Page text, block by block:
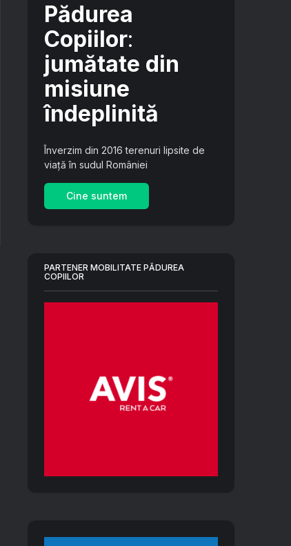
Pădurea
Copiilor:
jumătate din
misiune
îndeplinită
Înverzim din 2016 terenuri lipsite de
viață în sudul României
Cine suntem
PARTENER MOBILITATE PĂDUREA
COPIILOR